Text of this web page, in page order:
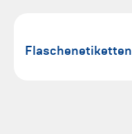
Flaschenetiketten